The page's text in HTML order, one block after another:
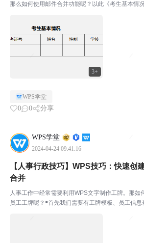
3+
那么如何使用邮件合并功能呢？以此《考生基本情
WPS学堂
0 0 分享
WPS学堂
2024-04-24 09:41:16
【人事行政技巧】WPS技巧：快速创
合并
人事工作中经常需要利用WPS文字制作工牌。那如
员工工牌呢？￭首先我们需要有工牌模板、员工信